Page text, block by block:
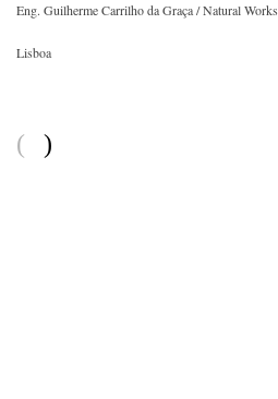
Eng. Guilherme Carrilho da Graça / Natural Works
Lisboa
( )